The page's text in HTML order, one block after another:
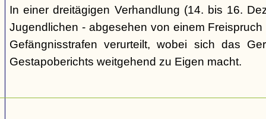
In einer dreitägigen Verhandlung (14. bis 16.
Jugendlichen - abgesehen von einem
Gefängnisstrafen verurteilt, wobei sich das
Gestapoberichts weitgehend zu Eigen macht.